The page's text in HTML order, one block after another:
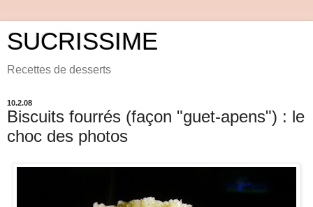
SUCRISSIME
Recettes de desserts
10.2.08
Biscuits fourrés (façon "guet-apens") : le
choc des photos